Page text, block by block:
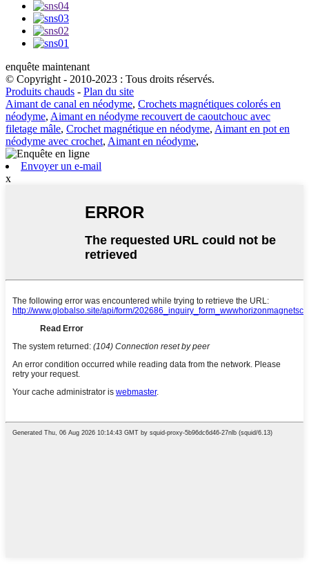
enquête maintenant
© Copyright - 2010-2023 : Tous droits réservés.
Produits chauds - Plan du site
Aimant de canal en néodyme, Crochets magnétiques colorés en
néodyme, Aimant en néodyme recouvert de caoutchouc avec
filetage mâle, Crochet magnétique en néodyme, Aimant en pot en
néodyme avec crochet, Aimant en néodyme,
Envoyer un e-mail
x